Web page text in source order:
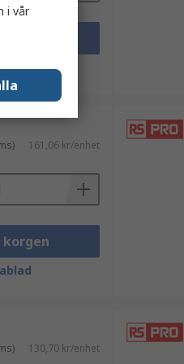
161,06 kr/enhet
korgen
130,70 kr/enhet
i vår